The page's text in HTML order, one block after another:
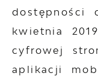
dostępności
kwietnia
cyfrowej
aplikacji